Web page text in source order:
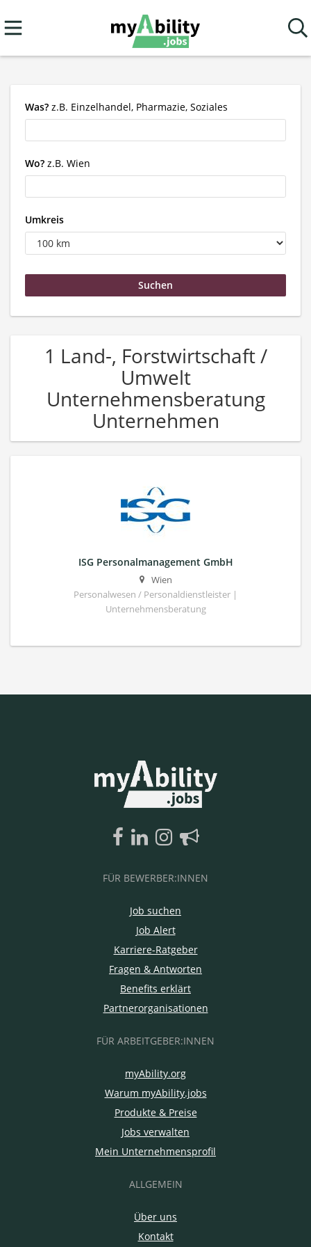
Was? z.B. Einzelhandel, Pharmazie, Soziales
Wo? z.B. Wien
Umkreis
1 Land-, Forstwirtschaft /
Umwelt
Unternehmensberatung
Unternehmen
ISG Personalmanagement GmbH
Wien
Personalwesen / Personaldienstleister |
Unternehmensberatung
FÜR BEWERBER:INNEN
Job suchen
Job Alert
Karriere-Ratgeber
Fragen & Antworten
Benefits erklärt
Partnerorganisationen
FÜR ARBEITGEBER:INNEN
myAbility.org
Warum myAbility.jobs
Produkte & Preise
Jobs verwalten
Mein Unternehmensprofil
ALLGEMEIN
Über uns
Kontakt